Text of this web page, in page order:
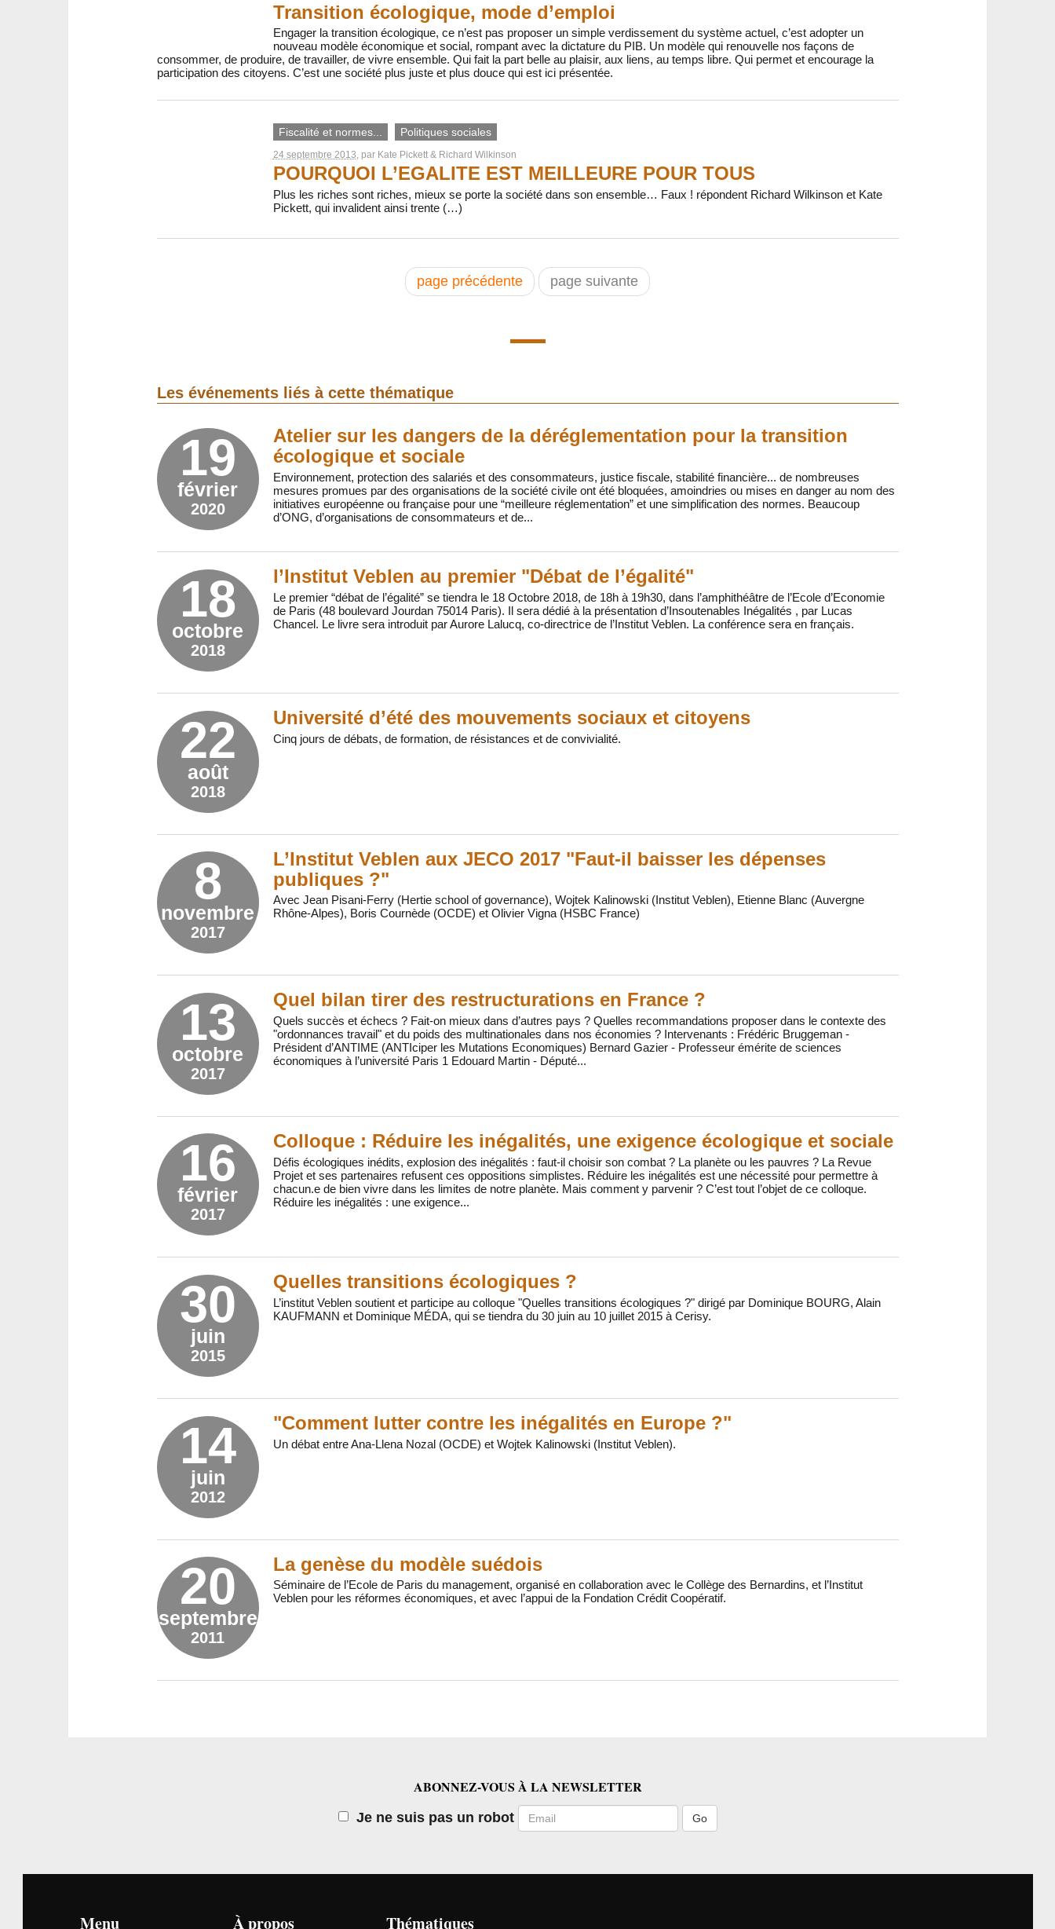
Transition écologique, mode d’emploi
Engager la transition écologique, ce n’est pas proposer un simple verdissement du système actuel, c’est adopter un
nouveau modèle économique et social, rompant avec la dictature du PIB. Un modèle qui renouvelle nos façons de
consommer, de produire, de travailler, de vivre ensemble. Qui fait la part belle au plaisir, aux liens, au temps libre. Qui permet et encourage la
participation des citoyens. C’est une société plus juste et plus douce qui est ici présentée.
Fiscalité et normes... Politiques sociales
24 septembre 2013, par Kate Pickett& Richard Wilkinson
POURQUOI L’EGALITE EST MEILLEURE POUR TOUS
Plus les riches sont riches, mieux se porte la société dans son ensemble… Faux ! répondent Richard Wilkinson et Kate
Pickett, qui invalident ainsi trente (…)
page précédente page suivante
Les événements liés à cette thématique
19
février
2020
Atelier sur les dangers de la déréglementation pour la transition
écologique et sociale
Environnement, protection des salariés et des consommateurs, justice fiscale, stabilité financière... de nombreuses
mesures promues par des organisations de la société civile ont été bloquées, amoindries ou mises en danger au nom des
initiatives européenne ou française pour une “meilleure réglementation” et une simplification des normes. Beaucoup
d’ONG, d’organisations de consommateurs et de...
18
octobre
2018
l’Institut Veblen au premier "Débat de l’égalité"
Le premier “débat de l’égalité” se tiendra le 18 Octobre 2018, de 18h à 19h30, dans l’amphithéâtre de l’Ecole d’Economie
de Paris (48 boulevard Jourdan 75014 Paris). Il sera dédié à la présentation d’Insoutenables Inégalités , par Lucas
Chancel. Le livre sera introduit par Aurore Lalucq, co-directrice de l’Institut Veblen. La conférence sera en français.
22
août
2018
Université d’été des mouvements sociaux et citoyens
Cinq jours de débats, de formation, de résistances et de convivialité.
8
novembre
2017
L’Institut Veblen aux JECO 2017 "Faut-il baisser les dépenses
publiques ?"
Avec Jean Pisani-Ferry (Hertie school of governance), Wojtek Kalinowski (Institut Veblen), Etienne Blanc (Auvergne
Rhône-Alpes), Boris Cournède (OCDE) et Olivier Vigna (HSBC France)
13
octobre
2017
Quel bilan tirer des restructurations en France ?
Quels succès et échecs ? Fait-on mieux dans d’autres pays ? Quelles recommandations proposer dans le contexte des
"ordonnances travail" et du poids des multinationales dans nos économies ? Intervenants : Frédéric Bruggeman -
Président d’ANTIME (ANTIciper les Mutations Economiques) Bernard Gazier - Professeur émérite de sciences
économiques à l’université Paris 1 Edouard Martin - Député...
16
février
2017
Colloque : Réduire les inégalités, une exigence écologique et sociale
Défis écologiques inédits, explosion des inégalités : faut-il choisir son combat ? La planète ou les pauvres ? La Revue
Projet et ses partenaires refusent ces oppositions simplistes. Réduire les inégalités est une nécessité pour permettre à
chacun.e de bien vivre dans les limites de notre planète. Mais comment y parvenir ? C’est tout l’objet de ce colloque.
Réduire les inégalités : une exigence...
30
juin
2015
Quelles transitions écologiques ?
L’institut Veblen soutient et participe au colloque "Quelles transitions écologiques ?" dirigé par Dominique BOURG, Alain
KAUFMANN et Dominique MÉDA, qui se tiendra du 30 juin au 10 juillet 2015 à Cerisy.
14
juin
2012
"Comment lutter contre les inégalités en Europe ?"
Un débat entre Ana-Llena Nozal (OCDE) et Wojtek Kalinowski (Institut Veblen).
20
septembre
2011
La genèse du modèle suédois
Séminaire de l’Ecole de Paris du management, organisé en collaboration avec le Collège des Bernardins, et l’Institut
Veblen pour les réformes économiques, et avec l’appui de la Fondation Crédit Coopératif.
ABONNEZ-VOUS À LA NEWSLETTER
Je ne suis pas un robot Email
Menu À propos Thématiques